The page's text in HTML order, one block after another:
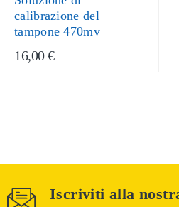
calibrazione del
tampone 470mv
16,00 €
Iscriviti alla